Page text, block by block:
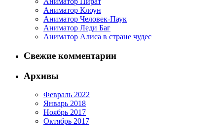
Аниматор Клоун
Аниматор Человек-Паук
Аниматор Леди Баг
Аниматор Алиса в стране чудес
Свежие комментарии
Архивы
Февраль 2022
Январь 2018
Ноябрь 2017
Октябрь 2017